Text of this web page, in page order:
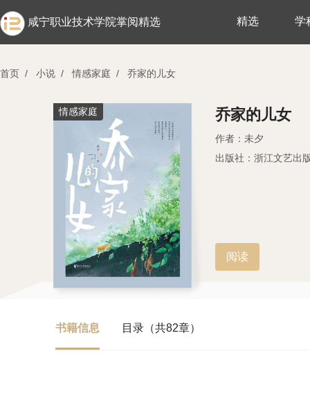
精选 学
咸宁职业技术学院掌阅精选
首页 / 小说 / 情感家庭 / 乔家的儿女
情感家庭 乔家的儿女
作者：未夕
出版社：浙江文艺出
阅读
书籍信息 目录（共82章）